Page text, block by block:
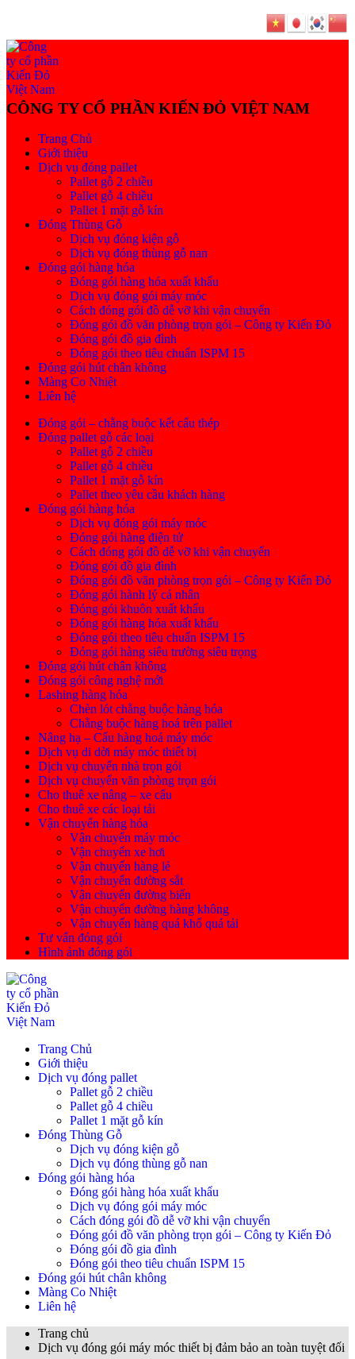
Trang Chủ
Giới thiệu
Dịch vụ đóng pallet
Pallet gỗ 2 chiều
Pallet gỗ 4 chiều
Pallet 1 mặt gỗ kín
Đóng Thùng Gỗ
Dịch vụ đóng kiện gỗ
Dịch vụ đóng thùng gỗ nan
Đóng gói hàng hóa
Đóng gói hàng hóa xuất khẩu
Dịch vụ đóng gói máy móc
Cách đóng gói đồ dễ vỡ khi vận chuyển
Đóng gói đồ văn phòng trọn gói – Công ty Kiến Đỏ
Đóng gói đồ gia đình
Đóng gói theo tiêu chuẩn ISPM 15
Đóng gói hút chân không
Màng Co Nhiệt
Liên hệ
Đóng gói – chằng buộc kết cấu thép
Đóng pallet gỗ các loại
Pallet gỗ 2 chiều
Pallet gỗ 4 chiều
Pallet 1 mặt gỗ kín
Pallet theo yêu cầu khách hàng
Đóng gói hàng hóa
Dịch vụ đóng gói máy móc
Đóng gói hàng điện tử
Cách đóng gói đồ dễ vỡ khi vận chuyển
Đóng gói đồ gia đình
Đóng gói đồ văn phòng trọn gói – Công ty Kiến Đỏ
Đóng gói hành lý cá nhân
Đóng gói khuôn xuất khẩu
Đóng gói hàng hóa xuất khẩu
Đóng gói theo tiêu chuẩn ISPM 15
Đóng gói hàng siêu trường siêu trọng
Đóng gói hút chân không
Đóng gói công nghệ mới
Lashing hàng hóa
Chèn lót chằng buộc hàng hóa
Chằng buộc hàng hoá trên pallet
Nâng hạ – Cẩu hàng hoá máy móc
Dịch vụ di dời máy móc thiết bị
Dịch vụ chuyển nhà trọn gói
Dịch vụ chuyển văn phòng trọn gói
Cho thuê xe nâng – xe cẩu
Cho thuê xe các loại tải
Vận chuyển hàng hóa
Vận chuyển máy móc
Vận chuyển xe hơi
Vận chuyển hàng lẻ
Vận chuyển đường sắt
Vận chuyển đường biển
Vận chuyển đường hàng không
Vận chuyển hàng quá khổ quá tải
Tư vấn đóng gói
Hình ảnh đóng gói
Trang Chủ
Giới thiệu
Dịch vụ đóng pallet
Pallet gỗ 2 chiều
Pallet gỗ 4 chiều
Pallet 1 mặt gỗ kín
Đóng Thùng Gỗ
Dịch vụ đóng kiện gỗ
Dịch vụ đóng thùng gỗ nan
Đóng gói hàng hóa
Đóng gói hàng hóa xuất khẩu
Dịch vụ đóng gói máy móc
Cách đóng gói đồ dễ vỡ khi vận chuyển
Đóng gói đồ văn phòng trọn gói – Công ty Kiến Đỏ
Đóng gói đồ gia đình
Đóng gói theo tiêu chuẩn ISPM 15
Đóng gói hút chân không
Màng Co Nhiệt
Liên hệ
Trang chủ
Dịch vụ đóng gói máy móc thiết bị đảm bảo an toàn tuyệt đối